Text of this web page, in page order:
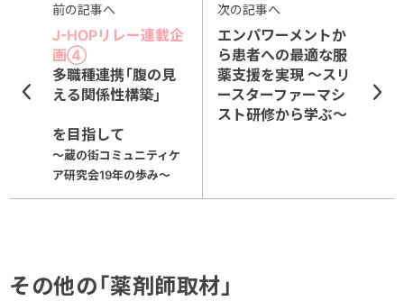
前の記事へ
J-HOPリレー連載企
画④
多職種連携「腹の見
える関係性構築」
を目指して
～蔵の街コミュニティケ
ア研究会19年の歩み～
次の記事へ
エンパワーメントか
ら患者への最適な服
薬支援を実現 ～スリ
ースターファーマシ
スト研修から学ぶ～
その他の「薬剤師取材」